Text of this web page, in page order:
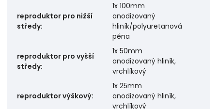
reproduktor pro nižší
středy:
1x 100mm
anodizovaný
hliník/polyuretanová
pěna
reproduktor pro vyšší
středy:
1x 50mm
anodizovaný hliník,
vrchlíkový
reproduktor výškový:
1x 25mm
anodizovaný hliník,
vrchlíkový